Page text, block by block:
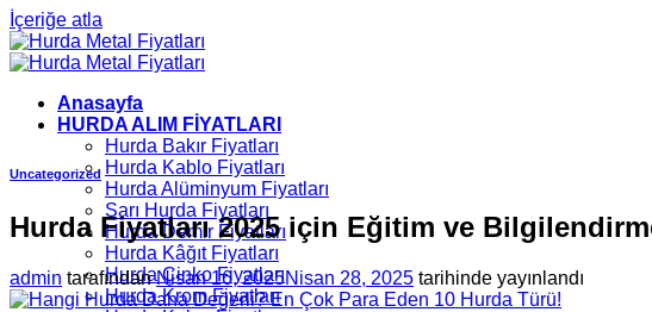
İçeriğe atla
Anasayfa
HURDA ALIM FİYATLARI
Hurda Bakır Fiyatları
Hurda Kablo Fiyatları
Hurda Alüminyum Fiyatları
Sarı Hurda Fiyatları
Hurda Demir Fiyatları
Hurda Kâğıt Fiyatları
Hurda Çinko Fiyatları
Hurda Krom Fiyatları
Uncategorized
Hurda Fiyatları 2025 için Eğitim ve
admin tarafından Nisan 16, 2025Nisan 28, 2025 tarihinde yayınlandı